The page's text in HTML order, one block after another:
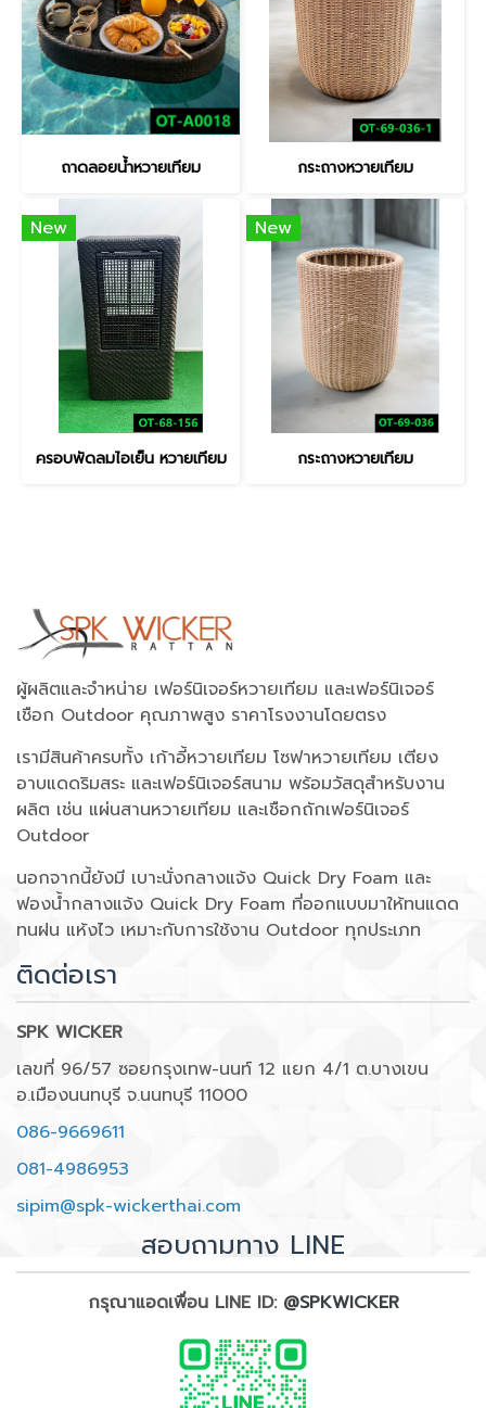
ถาดลอยน้ำหวายเทียม กระถางหวายเทียม
New
ครอบพัดลมไอเย็น หวายเทียม
New
กระถางหวายเทียม
ผู้ผลิตและจำหน่าย เฟอร์นิเจอร์หวายเทียม และเฟอร์นิเจอร์
เชือก Outdoor คุณภาพสูง ราคาโรงงานโดยตรง
เรามีสินค้าครบทั้ง เก้าอี้หวายเทียม โซฟาหวายเทียม เตียง
อาบแดดริมสระ และเฟอร์นิเจอร์สนาม พร้อมวัสดุสำหรับงาน
ผลิต เช่น แผ่นสานหวายเทียม และเชือกถักเฟอร์นิเจอร์
Outdoor
นอกจากนี้ยังมี เบาะนั่งกลางแจ้ง Quick Dry Foam และ
ฟองน้ำกลางแจ้ง Quick Dry Foam ที่ออกแบบมาให้ทนแดด
ทนฝน แห้งไว เหมาะกับการใช้งาน Outdoor ทุกประเภท
ติดต่อเรา
SPK WICKER
เลขที่ 96/57 ซอยกรุงเทพ-นนท์ 12 แยก 4/1 ต.บางเขน
อ.เมืองนนทบุรี จ.นนทบุรี 11000
086-9669611
081-4986953
sipim@spk-wickerthai.com
สอบถามทาง LINE
กรุณาแอดเพื่อน LINE ID: @SPKWICKER